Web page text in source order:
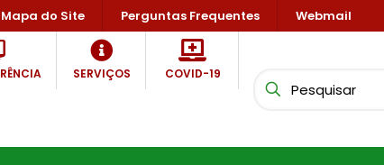
Mapa do Site Perguntas Frequentes Webmail
SERVIÇOS COVID-19